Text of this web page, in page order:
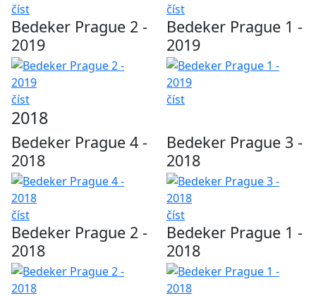
číst číst
Bedeker Prague 2 -
2019
číst
Bedeker Prague 1 -
2019
číst
2018
Bedeker Prague 4 -
2018
číst
Bedeker Prague 3 -
2018
číst
Bedeker Prague 2 -
2018
Bedeker Prague 1 -
2018